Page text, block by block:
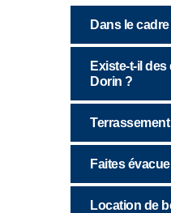
Dans le
Existe-t-il
Dorin ?
Faites
Location de